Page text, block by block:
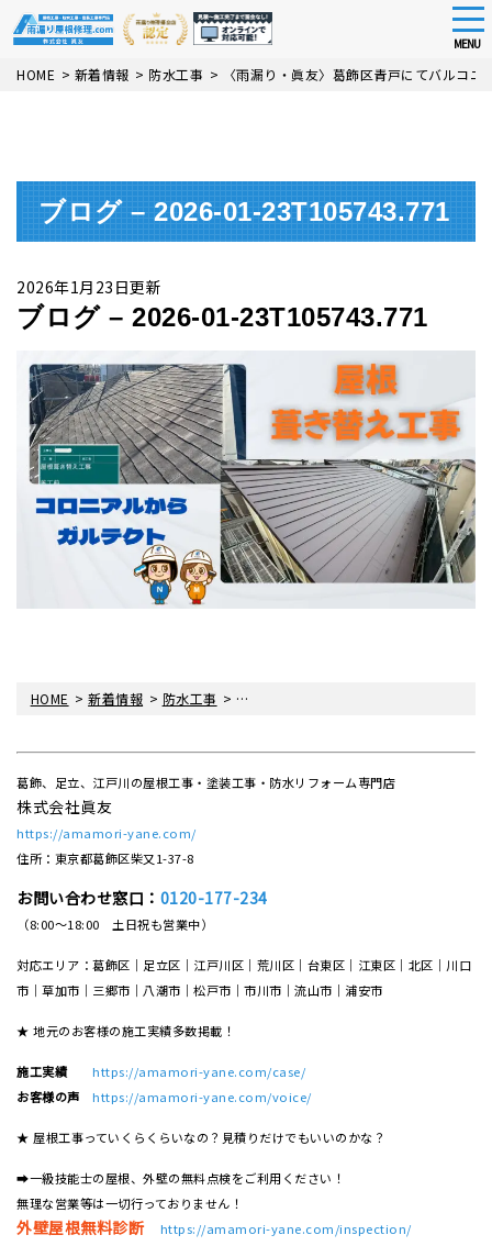
Skip
MENU
HOME > 新着情報 > 防水工事 > 〈雨漏り・眞友〉葛飾区青戸にてバルコニ
ブログ – 2026-01-23T105743.771
2026年1月23日更新
ブログ – 2026-01-23T105743.771
HOME >新着情報 > 防水工事 > 〈雨漏り・眞友〉葛飾区青戸にてバルコ
葛飾、足立、江戸川の屋根工事・塗装工事・防水リフォーム専門店
株式会社眞友
https://amamori-yane.com/
住所：東京都葛飾区柴又1-37-8
お問い合わせ窓口： 0120-177-234
（8:00～18:00 土日祝も営業中）
対応エリア：葛飾区｜足立区｜江戸川区｜荒川区｜台東区｜江東区｜北区｜川口
市｜草加市｜三郷市｜八潮市｜松⼾市｜市川市｜流⼭市｜浦安市
★ 地元のお客様の施工実績多数掲載！
施工実績
https://amamori-yane.com/case/
お客様の声
https://amamori-yane.com/voice/
★ 屋根工事っていくらくらいなの？見積りだけでもいいのかな？
➡一級技能士の屋根、外壁の無料点検をご利用ください！
無理な営業等は一切行っておりません！
外壁屋根無料診断 https://amamori-yane.com/inspection/